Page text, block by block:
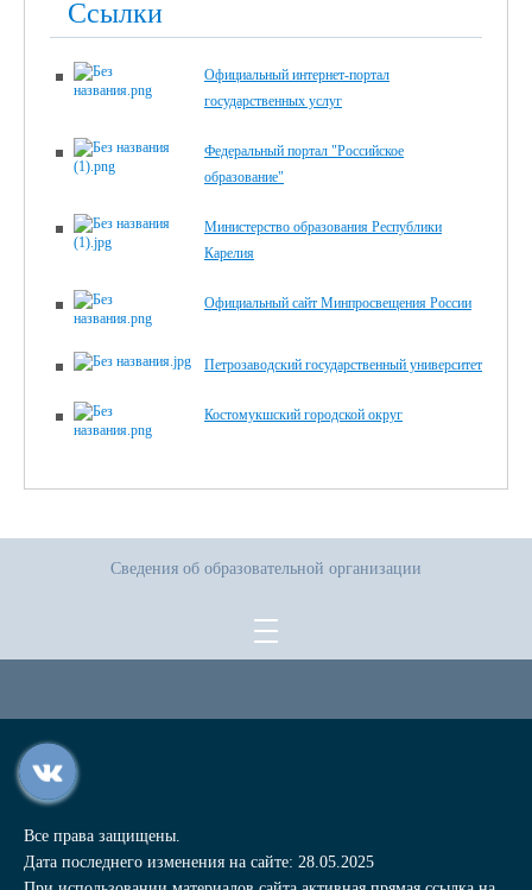
Ссылки
Официальный интернет-портал
государственных услуг
Федеральный портал "Российское
образование"
Министерство образования Республики
Карелия
Официальный сайт Минпросвещения России
Петрозаводский государственный университет
Костомукшский городской округ
Сведения об образовательной организации
Все права защищены.
Дата последнего изменения на сайте: 28.05.2025